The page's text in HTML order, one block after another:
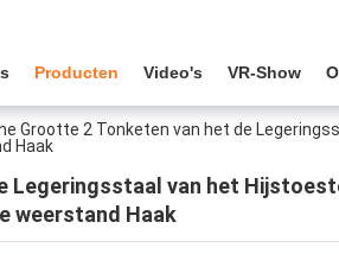
Producten Video's VR-Show
Grootte 2 Tonketen van het de
Haak
Legeringsstaal van het
weerstand Haak